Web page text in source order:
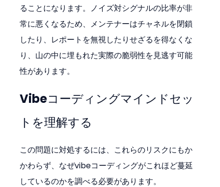
ることになります。ノイズ対シグナルの比率が非
常に悪くなるため、メンテナーはチャネルを閉鎖
したり、レポートを無視したりせざるを得なくな
り、山の中に埋もれた実際の脆弱性を見逃す可能
性があります。
Vibeコーディングマインドセッ
トを理解する
この問題に対処するには、これらのリスクにもか
かわらず、なぜvibeコーディングがこれほど蔓延
しているのかを調べる必要があります。